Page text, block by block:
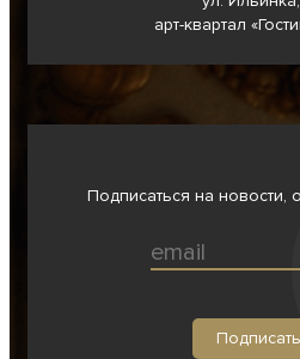
арт-квартал
Подписаться на новости,